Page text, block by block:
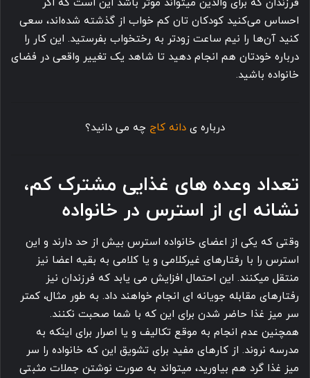
احساس می کنید کودکان تان کم خواب از گذشته شده اند، سعی
کنید آن ها را نیم ساعت زودتر به رختخواب بفرستید. این کار را
درباره خودتان هم انجام دهید تا شاهد یک تغییر واقعی در فضای
خانواده باشید.
درباره ی دانه کاج چه می دانید؟
تعداد وعده های غذایی مشترک کم،
نشانه ای از استرس در خانواده
وقتی که یکی از اعضای خانواده استرس بیش از حد دارند و این
استرس را با رفتارهای غیرکلامی و یا کلامی به بقیه اعضا نیز
منتقل میکنند. این احتمال افزایش می یابد که فرزندان نیز
رفتارهای مقابله جویانه ای انجام خواهند داد. به طور مثال، کمتر
سر میز غذا حاضر شدن برای این که با شما صحبت نکنند.
همچنین عدم انجام به موقع تکالیف و یا اصرار برای اینکه به
مدرسه نروند. از کارهای مفید برای تشویق این که خانواده را سر
میز غذا گرد هم بیاورید، میتواند به صورت نوشتن جملات مثبتی